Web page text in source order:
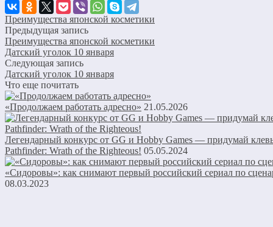
Преимущества японской косметики
Предыдущая запись
Преимущества японской косметики
Датский уголок 10 января
Следующая запись
Датский уголок 10 января
Что еще почитать
«Продолжаем работать адресно» 21.05.2026
Легендарный конкурс от GG и Hobby Games — придумай
Pathfinder: Wrath of the Righteous! 05.05.2024
«Сидоровы»: как снимают первый российский сериал по
08.03.2023